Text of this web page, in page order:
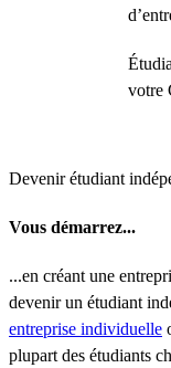
votre
Devenir étudiant
Vous démarrez...
...en créant une
devenir un étudiant
entreprise individuelle
plupart des étudiants